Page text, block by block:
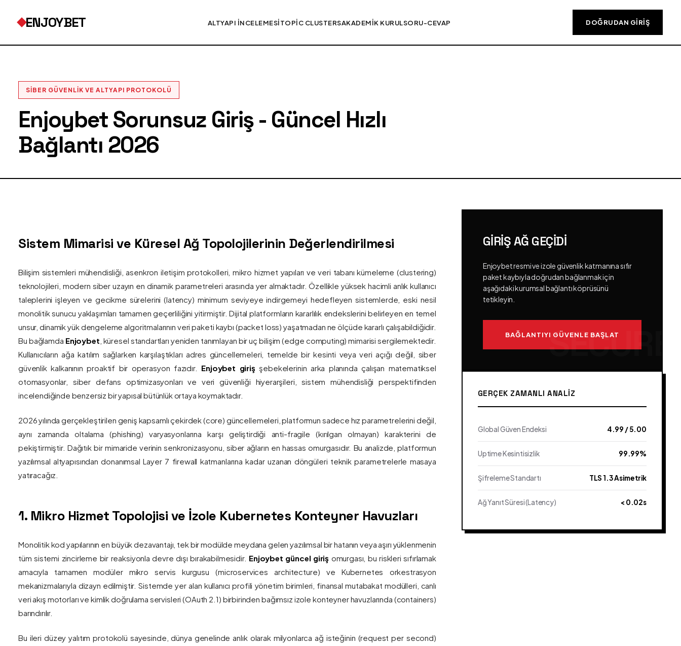
ENJOYBET ALTYAPI İNCELEMESITOPIC CLUSTERSAKADEMIK KURULSORU-CEVAP DOĞRUDAN GIRIŞ
SIBER GÜVENLIK VE ALTYAPI PROTOKOLÜ
Enjoybet Sorunsuz Giriş - Güncel Hızlı
Bağlantı 2026
Sistem Mimarisi ve Küresel Ağ Topolojilerinin Değerlendirilmesi
Bilişim sistemleri mühendisliği, asenkron iletişim protokolleri, mikro hizmet yapıları ve veri tabanı kümeleme (clustering)
teknolojileri, modern siber uzayın en dinamik parametreleri arasında yer almaktadır. Özellikle yüksek hacimli anlık kullanıcı
taleplerini işleyen ve gecikme sürelerini (latency) minimum seviyeye indirgemeyi hedefleyen sistemlerde, eski nesil
monolitik sunucu yaklaşımları tamamen geçerliliğini yitirmiştir. Dijital platformların kararlılık endekslerini belirleyen en temel
unsur, dinamik yük dengeleme algoritmalarının veri paketi kaybı (packet loss) yaşatmadan ne ölçüde kararlı çalışabildiğidir.
Bu bağlamda Enjoybet , küresel standartları yeniden tanımlayan bir uç bilişim (edge computing) mimarisi sergilemektedir.
Kullanıcıların ağa katılım sağlarken karşılaştıkları adres güncellemeleri, temelde bir kesinti veya veri açığı değil, siber
güvenlik kalkanının proaktif bir operasyon fazıdır. Enjoybet giriş şebekelerinin arka planında çalışan matematiksel
otomasyonlar, siber defans optimizasyonları ve veri güvenliği hiyerarşileri, sistem mühendisliği perspektifinden
incelendiğinde benzersiz bir yapısal bütünlük ortaya koymaktadır.
2026 yılında gerçekleştirilen geniş kapsamlı çekirdek (core) güncellemeleri, platformun sadece hız parametrelerini değil,
aynı zamanda oltalama (phishing) varyasyonlarına karşı geliştirdiği anti-fragile (kırılgan olmayan) karakterini de
pekiştirmiştir. Dağıtık bir mimaride verinin senkronizasyonu, siber ağların en hassas omurgasıdır. Bu analizde, platformun
yazılımsal altyapısından donanımsal Layer 7 firewall katmanlarına kadar uzanan döngüleri teknik parametrelerle masaya
yatıracağız.
1. Mikro Hizmet Topolojisi ve İzole Kubernetes Konteyner Havuzları
Monolitik kod yapılarının en büyük dezavantajı, tek bir modülde meydana gelen yazılımsal bir hatanın veya aşırı yüklenmenin
tüm sistemi zincirleme bir reaksiyonla devre dışı bırakabilmesidir. Enjoybet güncel giriş omurgası, bu riskleri sıfırlamak
amacıyla tamamen modüler mikro servis kurgusu (microservices architecture) ve Kubernetes orkestrasyon
mekanizmalarıyla dizayn edilmiştir. Sistemde yer alan kullanıcı profili yönetim birimleri, finansal mutabakat modülleri, canlı
veri akış motorları ve kimlik doğrulama servisleri (OAuth 2.1) birbirinden bağımsız izole konteyner havuzlarında (containers)
barındırılır.
Bu ileri düzey yalıtım protokolü sayesinde, dünya genelinde anlık olarak milyonlarca ağ isteğinin (request per second)
GIRIŞ AĞ GEÇIDI
Enjoybet resmi ve izole güvenlik katmanına sıfır
paket kaybıyla doğrudan bağlanmak için
aşağıdaki kurumsal bağlantı köprüsünü
tetikleyin.
BAĞLANTIYI GÜVENLE BAŞLAT
GERÇEK ZAMANLI ANALIZ
Global Güven Endeksi 4.99 / 5.00
Uptime Kesintisizlik 99.99%
Şifreleme Standartı TLS 1.3 Asimetrik
Ağ Yanıt Süresi (Latency) < 0.02s